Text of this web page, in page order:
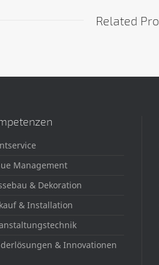
Related
Management
& Dekoration
& Installation
& Innovationen